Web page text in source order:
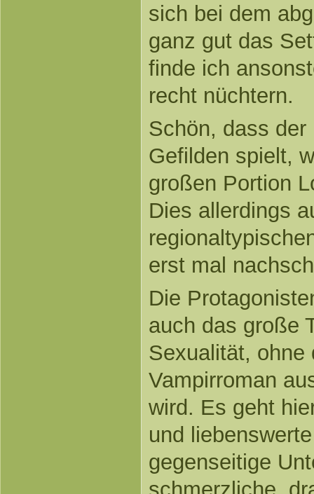
sich bei dem
ganz gut das
finde ich
recht nüchtern.
Schön, dass
Gefilden spielt,
großen Portion
Dies allerdings
erst mal
Die
auch das große
Sexualität, ohne
Vampirroman
wird. Es geht
und
gegenseitige